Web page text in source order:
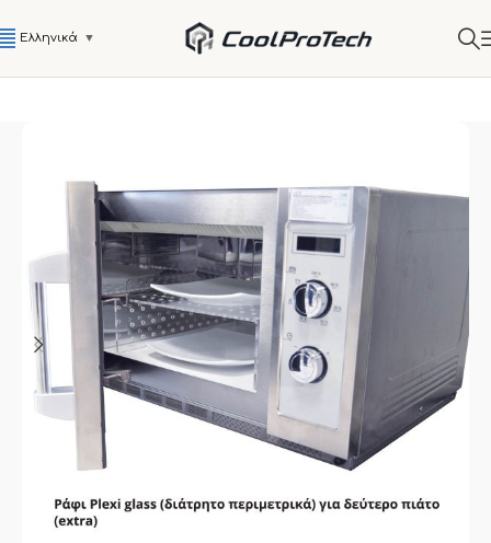
Ελληνικά ▼